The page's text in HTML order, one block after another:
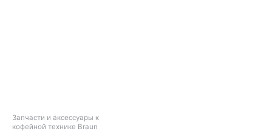
Запчасти и аксессуары к
кофейной технике Braun